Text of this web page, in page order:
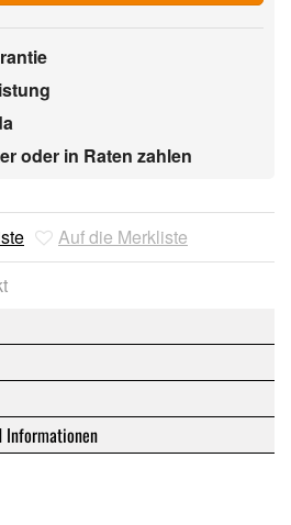
oder in Raten zahlen
Auf die Merkliste
Informationen